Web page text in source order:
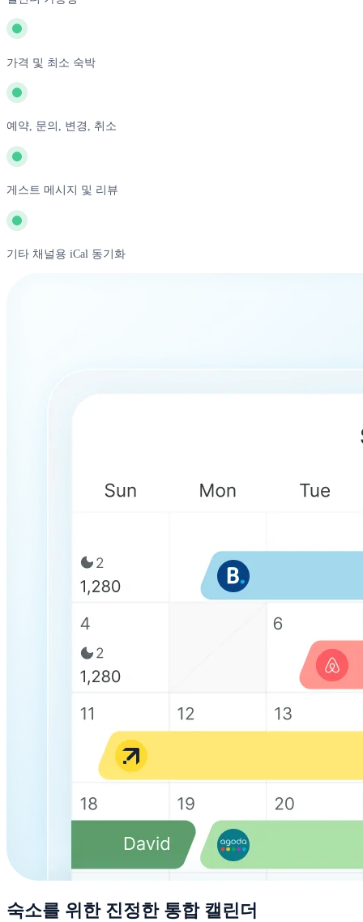
가격 및 최소 숙박
예약, 문의, 변경, 취소
게스트 메시지 및 리뷰
기타 채널용 iCal 동기화
숙소를 위한 진정한 통합 캘린더